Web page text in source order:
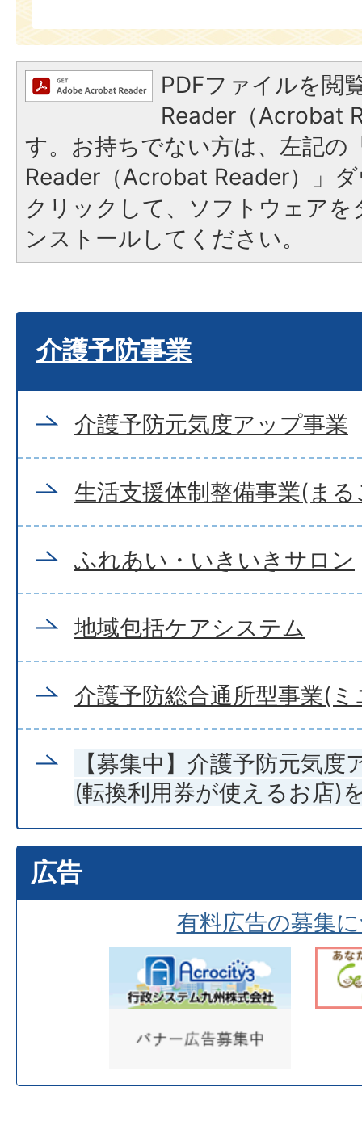
PDFファイルを閲
Reader（Acrobat
す。お持ちでない方は、左記の
Reader（Acrobat Reader）」
クリックして、ソフトウェア
ンストールしてください。
介護予防事業
介護予防元気度アップ事業
生活支援体制整備事業(ま
ふれあい・いきいきサロン
地域包括ケアシステム
介護予防総合通所型事業(
【募集中】介護予防元気
(転換利用券が使えるお店)
広告
有料広告の募集